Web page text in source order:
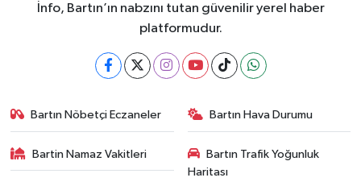
İnfo, Bartın’ın nabzını tutan güvenilir yerel haber
platformudur.
Bartın Nöbetçi Eczaneler Bartın Hava Durumu
Bartin Namaz Vakitleri
Bartın Trafik Yoğunluk
Haritası